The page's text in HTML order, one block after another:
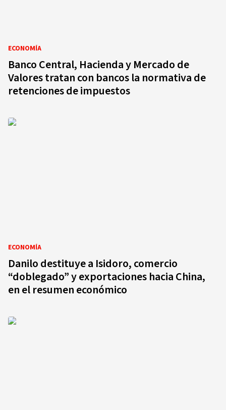
ECONOMÍA
Banco Central, Hacienda y Mercado de
Valores tratan con bancos la normativa de
retenciones de impuestos
ECONOMÍA
Danilo destituye a Isidoro, comercio
“doblegado” y exportaciones hacia China,
en el resumen económico